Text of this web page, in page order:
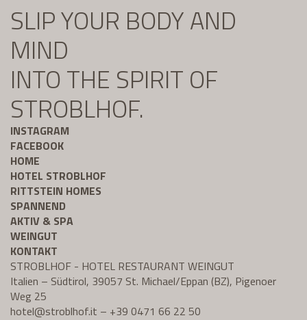
SLIP YOUR BODY AND
MIND
INTO THE SPIRIT OF
STROBLHOF.
INSTAGRAM
FACEBOOK
HOME
HOTEL STROBLHOF
RITTSTEIN HOMES
SPANNEND
AKTIV & SPA
WEINGUT
KONTAKT
STROBLHOF - HOTEL RESTAURANT WEINGUT
Italien – Südtirol, 39057 St. Michael/Eppan (BZ), Pigenoer
Weg 25
hotel@stroblhof.it – +39 0471 66 22 50